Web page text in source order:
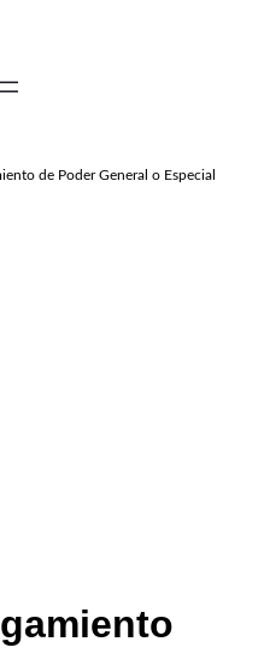
de Poder General o Especial